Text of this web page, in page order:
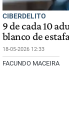
CIBERDELITO
9 de cada 10
blanco de
18-05-2026 12:33
FACUNDO MACEIRA